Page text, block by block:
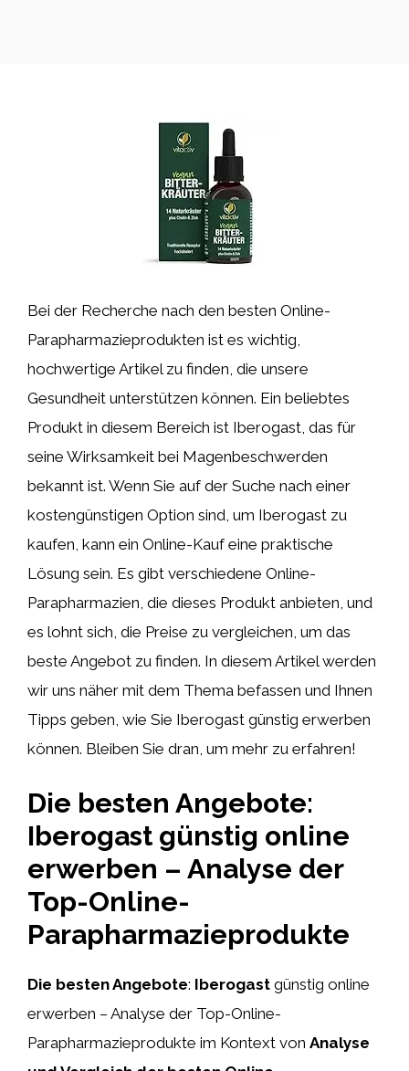
Bei der Recherche nach den besten Online-
Parapharmazieprodukten ist es wichtig,
hochwertige Artikel zu finden, die unsere
Gesundheit unterstützen können. Ein beliebtes
Produkt in diesem Bereich ist Iberogast, das für
seine Wirksamkeit bei Magenbeschwerden
bekannt ist. Wenn Sie auf der Suche nach einer
kostengünstigen Option sind, um Iberogast zu
kaufen, kann ein Online-Kauf eine praktische
Lösung sein. Es gibt verschiedene Online-
Parapharmazien, die dieses Produkt anbieten, und
es lohnt sich, die Preise zu vergleichen, um das
beste Angebot zu finden. In diesem Artikel werden
wir uns näher mit dem Thema befassen und Ihnen
Tipps geben, wie Sie Iberogast günstig erwerben
können. Bleiben Sie dran, um mehr zu erfahren!
Die besten Angebote:
Iberogast günstig online
erwerben – Analyse der
Top-Online-
Parapharmazieprodukte
Die besten Angebote: Iberogast günstig online
erwerben – Analyse der Top-Online-
Parapharmazieprodukte im Kontext von Analyse